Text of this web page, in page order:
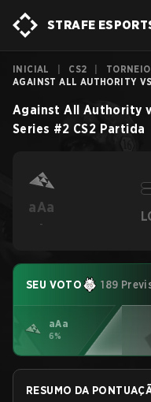
STRAFE
INICIAL CS2
AGAINST ALL AUTHORITY
Against All Authority
Series #2 CS2 Partida
aAa
-
SEU VOTO 189
aAa
6%
RESUMO DA